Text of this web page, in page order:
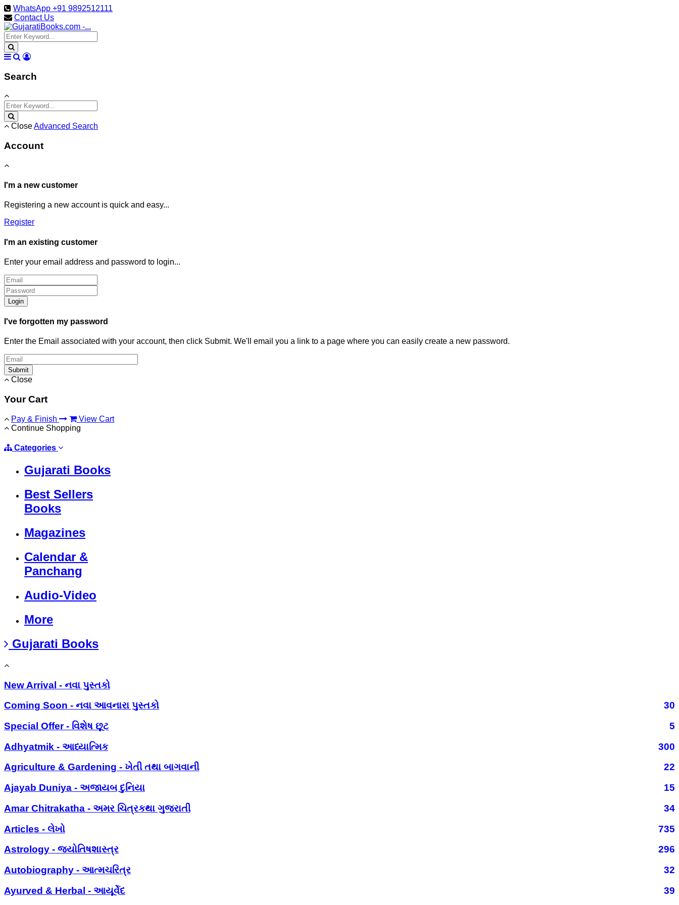
WhatsApp +91 9892512111
Contact Us
Search
CloseAdvanced Search
Account
I'm a new customer
Registering a new account is quick and easy...
Register
I'm an existing customer
Enter your email address and password to login...
Login
I've forgotten my password
Enter the Email associated with your account, then click Submit. We'll email you a link to a page where you can easily create a new password.
Submit
Close
Your Cart
Pay & Finish
View Cart
Continue Shopping
Categories
Gujarati Books
Best Sellers
Books
Magazines
Calendar &
Panchang
Audio-Video
More
Gujarati Books
New Arrival - નવા પુસ્તકો
Coming Soon - નવા આવનારા પુસ્તકો
30
Special Offer - વિશેષ છૂટ
5
Adhyatmik - આધ્યાત્મિક
300
Agriculture & Gardening - ખેતી તથા બાગવાની
22
Ajayab Duniya - અજાયબ દુનિયા
15
Amar Chitrakatha - અમર ચિત્રકથા ગુજરાતી
34
Articles - લેખો
735
Astrology - જ્યોતિષશાસ્ત્ર
296
Autobiography - આત્મચરિત્ર
32
Ayurved & Herbal - આયૂર્વેદ
39